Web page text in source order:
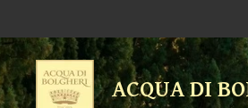
direct
naar
de
ACQUA DI